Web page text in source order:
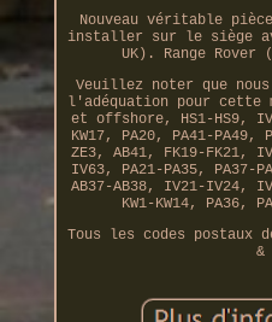
Nouveau véritable
installer sur le siège
UK). Range Rover
Veuillez noter que
l'adéquation pour cette
et offshore, HS1-HS9,
KW17, PA20, PA41-PA49,
ZE3, AB41, FK19-FK21,
IV63, PA21-PA35, PA37-
AB37-AB38, IV21-IV24,
KW1-KW14, PA36,
Tous les codes postaux
&